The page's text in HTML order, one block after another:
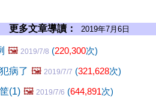
更多文章導讀： 2019年7月6日
🖼️ 2019/7/8 (220,300次)
病了 🖼️ 2019/7/7 (321,628次)
(1) 🖼️ 2019/7/6 (644,891次)